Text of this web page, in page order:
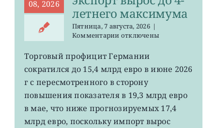
08, 2026
летнего максимума
Пятница, 7 августа, 2026 |
Комментариик
EWG:
немецкий
экспорт
вырос
4-
летнего
отключены
Торговый профицит Германии
сократился до 15,4 млрд евро в июне 2026
г с пересмотренного в сторону
повышения показателя в 19,3 млрд евро
в мае, что ниже прогнозируемых 17,4
млрд евро, поскольку импорт вырос